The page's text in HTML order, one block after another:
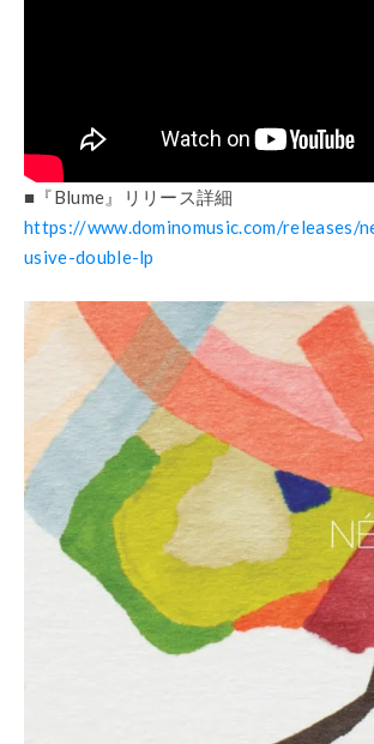
■ 『Blume 』リリース詳細
https://www.dominomusic.com/releases/
usive-double-lp